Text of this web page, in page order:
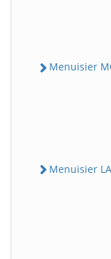
Menuisier
Menuisier LA